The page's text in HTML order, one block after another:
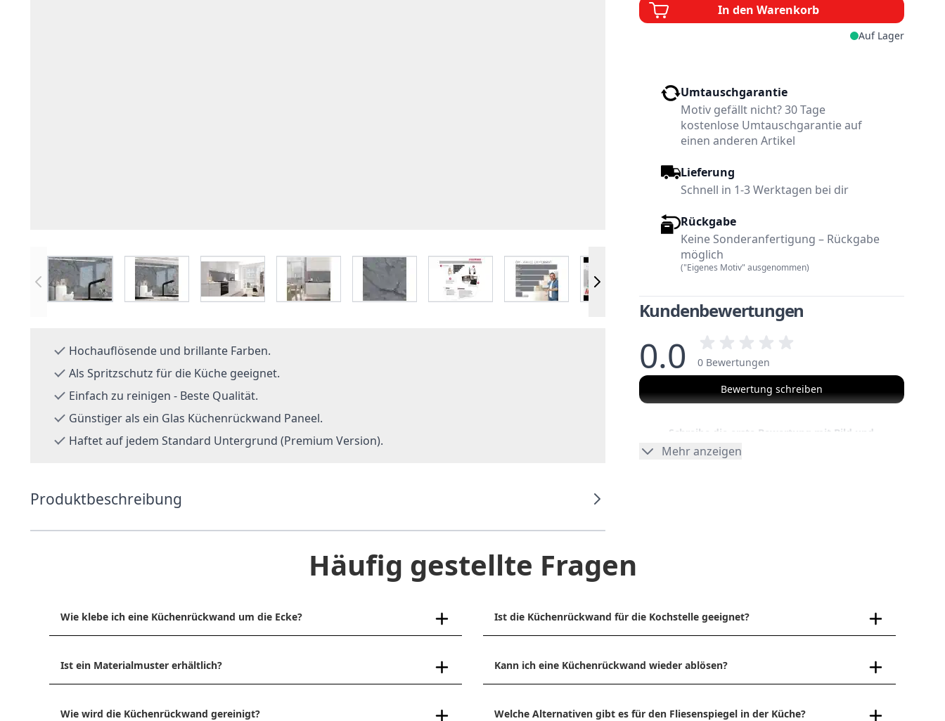
View larger imageView larger imageView larger image View larger imageView larger imageView larger imageView larger image View larger imageView larger image
Hochauflösende und brillante Farben.
Als Spritzschutz für die Küche geeignet.
Einfach zu reinigen - Beste Qualität.
Günstiger als ein Glas Küchenrückwand Paneel.
Haftet auf jedem Standard Untergrund (Premium Version).
Produktbeschreibung
In den Warenkorb
Auf Lager
Umtauschgarantie
Motiv gefällt nicht? 30 Tage
kostenlose Umtauschgarantie auf
einen anderen Artikel
Lieferung
Schnell in 1-3 Werktagen bei dir
Rückgabe
Keine Sonderanfertigung – Rückgabe
möglich
("Eigenes Motiv" ausgenommen)
Kundenbewertungen
0.0
0 Bewertungen
Bewertung schreiben
Schreibe die erste Bewertung mit Bild und
erhalte einen 25€ Gutschein
Mehr anzeigen
Häufig gestellte Fragen
Wie klebe ich eine Küchenrückwand um die Ecke?
Ist ein Materialmuster erhältlich?
Wie wird die Küchenrückwand gereinigt?
Ist die Küchenrückwand für die Kochstelle geeignet?
Kann ich eine Küchenrückwand wieder ablösen?
Welche Alternativen gibt es für den Fliesenspiegel in der Küche?